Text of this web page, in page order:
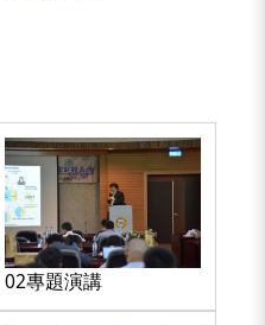
02專題演講